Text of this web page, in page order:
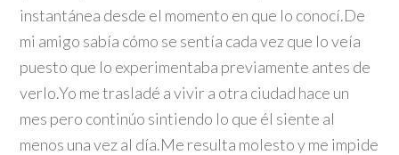
instantánea desde el momento en que lo conocí.De
mi amigo sabía cómo se sentía cada vez que lo veía
puesto que lo experimentaba previamente antes de
verlo.Yo me trasladé a vivir a otra ciudad hace un
mes pero continúo sintiendo lo que él siente al
menos una vez al día.Me resulta molesto y me impide